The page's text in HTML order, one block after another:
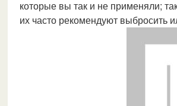
которые вы так и не применяли;
их часто рекомендуют выбросить